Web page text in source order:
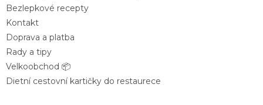
Bezlepkové recepty
Kontakt
Doprava a platba
Rady a tipy
Velkoobchod 📦
Dietní cestovní kartičky do restaurece